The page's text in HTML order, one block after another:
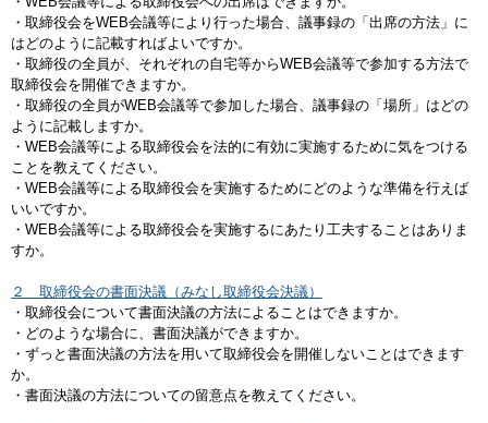
・取締役会をWEB会議等により行った場合、議事録の「出席の方法」に
はどのように記載すればよいですか。
・取締役の全員が、それぞれの自宅等からWEB会議等で参加する方法で
取締役会を開催できますか。
・取締役の全員がWEB会議等で参加した場合、議事録の「場所」はどの
ように記載しますか。
・WEB会議等による取締役会を法的に有効に実施するために気をつける
ことを教えてください。
・WEB会議等による取締役会を実施するためにどのような準備を行えば
いいですか。
・WEB会議等による取締役会を実施するにあたり工夫することはありま
すか。
２ 取締役会の書面決議（みなし取締役会決議）
・取締役会について書面決議の方法によることはできますか。
・どのような場合に、書面決議ができますか。
・ずっと書面決議の方法を用いて取締役会を開催しないことはできます
か。
・書面決議の方法についての留意点を教えてください。